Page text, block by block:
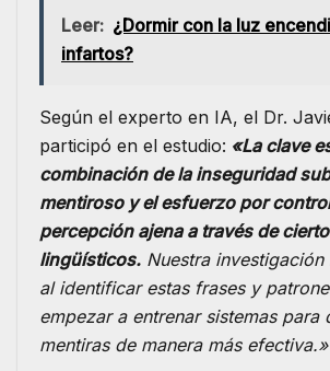
Leer: ¿Dormir con la luz
infartos?
Según el experto en IA, el Dr.
participó en el estudio: «La clave
combinación de la inseguridad
mentiroso y el esfuerzo por
percepción ajena a través de
lingüísticos. Nuestra investigación
al identificar estas frases y
empezar a entrenar sistemas para
mentiras de manera más efectiva.»